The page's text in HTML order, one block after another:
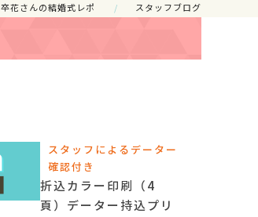
卒花さんの結婚式レポ スタッフブログ
スタッフによるデーター
確認付き
折込カラー印刷（4
頁）データー持込プリ